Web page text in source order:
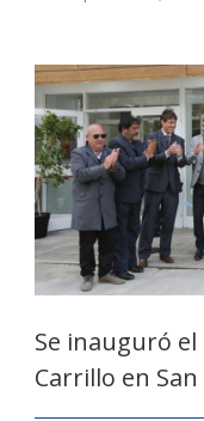
Se inauguró
Carrillo en